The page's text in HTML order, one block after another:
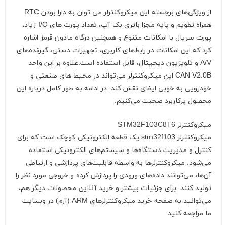
از ویژگی‌های برجسته این میکروکنترلر می توان به دارا بودن RTC
همراه تقویم و پایه مجزا باتری بک آپ، تعداد پورت های I/O زیاد،
پورت سریال با امکانات متنوع و همچنین درگاه مادون قرمز اشاره
کرد که این امکانات در رابط‌های کاربری، تجهیزات دستی، گیرنده‌های
A/V و تلویزیون دیجیتال، قابل استفاده است.علاوه بر این واحد
CAN V2.0B این میکروکنترلر می‌تواند در محیط های صنعتی و
خودرویی به خوبی ایفای نقش کند. در ادامه به طور کامل درباره این
محصول پرکاربرد صحبت می‌کنیم.
میکروکنترلر STM32F103C8T6
میکروکنترلر stm32f103 یک قطعه الکترونیکی کوچک است که برای
کنترل و مدیریت دستگاه‌ها و سیستم‌های الکترونیکی استفاده
می‌شود. میکروکنترلرها به واسطه قابلیت‌های پردازشی و ارتباطی
آن‌ها، می‌توانند داده‌های ورودی را پردازش کرده و خروجی مورد نظر را
تولید کنند. برای جزئیات بیشتر و خرید آنلاین محصولات دیگر هم،
می‌توانید به صفحه خرید میکروکنترلرهای ARM (آرم) در وبسایت
ما مراجعه کنید.